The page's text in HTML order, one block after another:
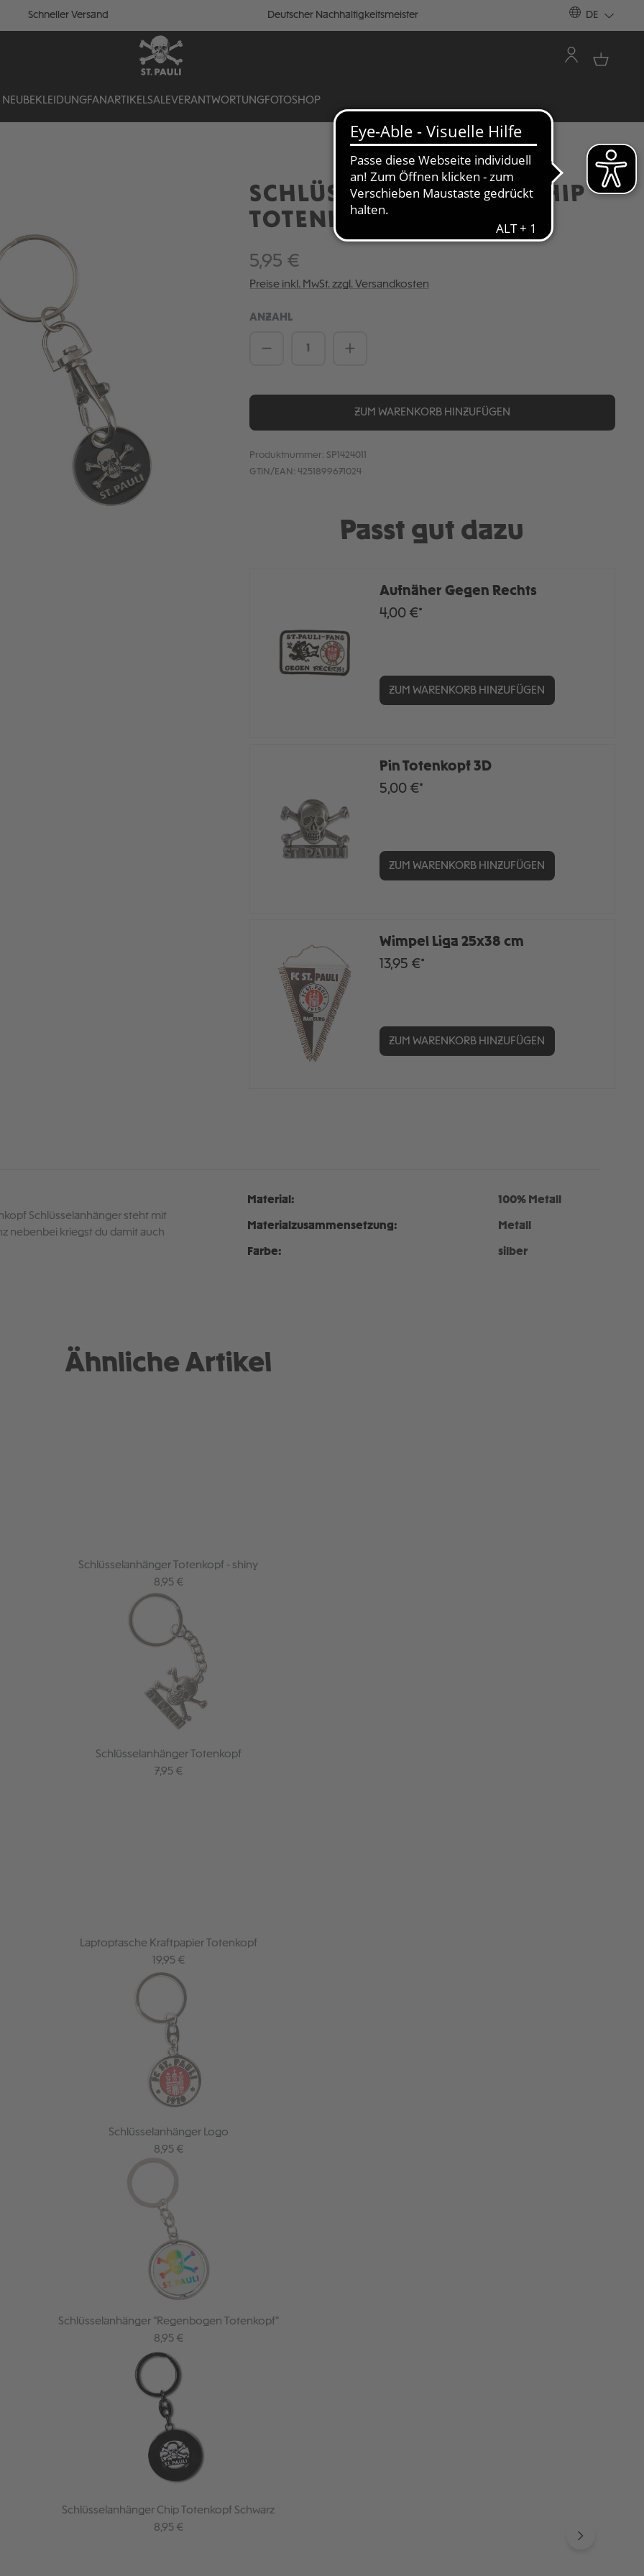
Schneller Versand Deutscher Nachhaltigkeitsmeister DE
NEU BEKLEIDUNGFANARTIKELSALEVERANTWORTUNGFOTOSHOP
SCHLÜSSELANHÄNGER CHIP
TOTENKOPF
5,95 €
Preise inkl. MwSt. zzgl. Versandkosten
ANZAHL
Produkt Anzahl: Gib den gewünschten Wert
ZUM WARENKORB HINZUFÜGEN
Produktnummer: SP1424011
GTIN/EAN: 4251899671024
Passt gut dazu
Aufnäher Gegen Rechts
4,00 €*
ZUM WARENKORB HINZUFÜGEN
Pin Totenkopf 3D
5,00 €*
ZUM WARENKORB HINZUFÜGEN
Wimpel Liga 25x38 cm
13,95 €*
ZUM WARENKORB HINZUFÜGEN
Schlüsselanhänger steht mit
nebenbei kriegst du damit auch
Material: 100% Metall
Materialzusammensetzung: Metall
Farbe: silber
Ähnliche Artikel
Schlüsselanhänger Totenkopf - shiny
Regulärer Preis:
8,95 €
Schlüsselanhänger Totenkopf
Regulärer Preis:
7,95 €
Laptoptasche Kraftpapier Totenkopf
Regulärer Preis:
19,95 €
Schlüsselanhänger Logo
Regulärer Preis:
8,95 €
Schlüsselanhänger "Regenbogen Totenkopf"
Regulärer Preis:
8,95 €
Schlüsselanhänger Chip Totenkopf Schwarz
Regulärer Preis:
8,95 €